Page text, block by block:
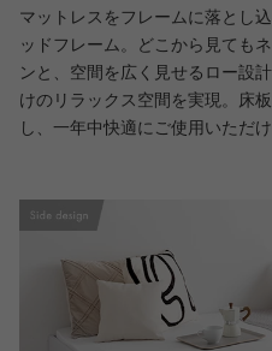
マットレスをフレームに落とし
ッドフレーム。どこから見ても
ンと、空間を広く見せるロー設
けのリラックス空間を実現。床
し、一年中快適にご使用いただけ